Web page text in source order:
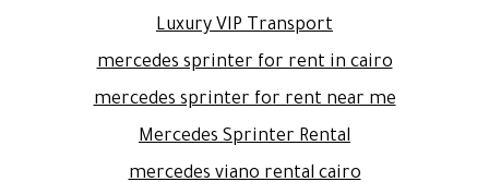
Luxury VIP Transport
mercedes sprinter for rent in cairo
mercedes sprinter for rent near me
Mercedes Sprinter Rental
mercedes viano rental cairo